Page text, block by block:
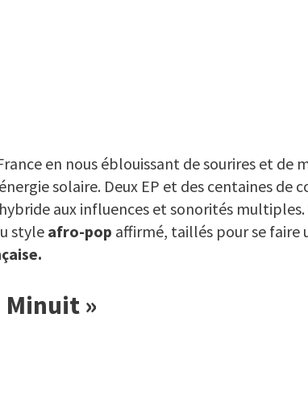
en nous éblouissant de sourires et de
solaire. Deux EP et des centaines de
aux influences et sonorités
styleafro-pop affirmé, taillés pour se faire
Minuit »